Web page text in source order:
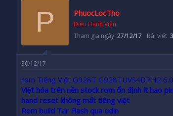
t
e
r
i
P PhuocLocTho
Điều Hành Viên
Tham gia ngày 27/12/17 Bài viết
30/12/17
rom Tiếng Việt G928T G928TUVS4DPH2
Việt hóa trên nền stock rom ổn định ít hao
hand reset không mất tiêng việt
Rom build Tar Flash qua odin